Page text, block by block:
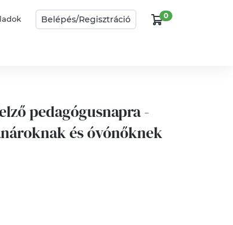
Belépés/Regisztráció 0
pedagógusnapra -
és óvónőknek